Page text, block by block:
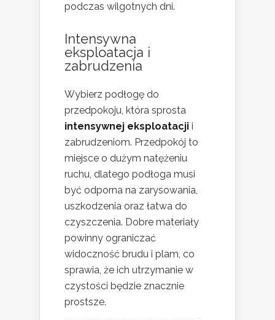
podczas wilgotnych dni.
Intensywna
eksploatacja i
zabrudzenia
Wybierz podłogę do
przedpokoju, która sprosta
intensywnej eksploatacji i
zabrudzeniom. Przedpokój to
miejsce o dużym natężeniu
ruchu, dlatego podłoga musi
być odporna na zarysowania,
uszkodzenia oraz łatwa do
czyszczenia. Dobre materiały
powinny ograniczać
widoczność brudu i plam, co
sprawia, że ich utrzymanie w
czystości będzie znacznie
prostsze.